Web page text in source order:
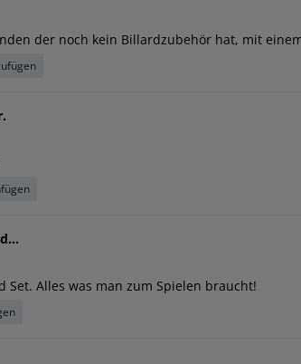
der noch kein Billardzubehör hat, mit
Alles was man zum Spielen braucht!